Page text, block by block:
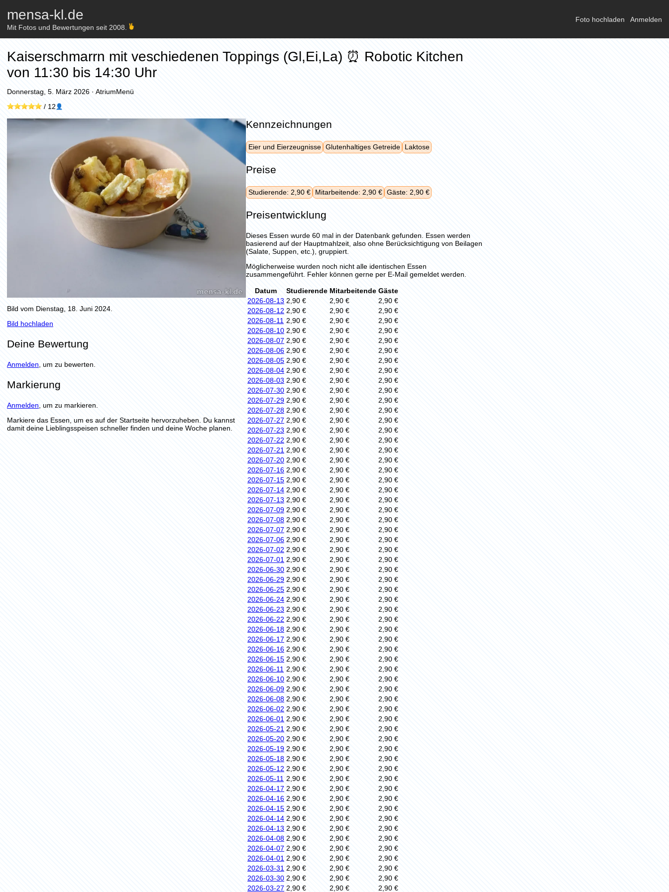
mensa-kl.de
Mit Fotos und Bewertungen seit 2008.
Foto hochladen Anmelden
Kaiserschmarrn mit veschiedenen Toppings (Gl,Ei,La) ⏰ Robotic Kitchen
von 11:30 bis 14:30 Uhr
Donnerstag, 5. März 2026 · AtriumMenü
/ 12
Bild vom Dienstag, 18. Juni 2024.
Bild hochladen
Deine Bewertung
Anmelden , um zu bewerten.
Markierung
Anmelden , um zu markieren.
Markiere das Essen, um es auf der Startseite hervorzuheben. Du kannst
damit deine Lieblingsspeisen schneller finden und deine Woche planen.
Kennzeichnungen
Eier und Eierzeugnisse Glutenhaltiges Getreide Laktose
Preise
Studierende: 2,90 € Mitarbeitende: 2,90 € Gäste: 2,90 €
Preisentwicklung
Dieses Essen wurde 60 mal in der Datenbank gefunden. Essen werden
basierend auf der Hauptmahlzeit, also ohne Berücksichtigung von Beilagen
(Salate, Suppen, etc.), gruppiert.
Möglicherweise wurden noch nicht alle identischen Essen
zusammengeführt. Fehler können gerne per E-Mail gemeldet werden.
Datum Studierende Mitarbeitende Gäste
2026-08-13 2,90 € 2,90 €
2,90 €
2026-08-12 2,90 € 2,90 €
2,90 €
2026-08-11 2,90 € 2,90 €
2,90 €
2026-08-10 2,90 € 2,90 €
2,90 €
2026-08-07 2,90 € 2,90 €
2,90 €
2026-08-06 2,90 € 2,90 €
2,90 €
2026-08-05 2,90 € 2,90 €
2,90 €
2026-08-04 2,90 € 2,90 €
2,90 €
2026-08-03 2,90 € 2,90 €
2,90 €
2026-07-30 2,90 € 2,90 €
2,90 €
2026-07-29 2,90 € 2,90 €
2,90 €
2026-07-28 2,90 € 2,90 €
2,90 €
2026-07-27 2,90 € 2,90 €
2,90 €
2026-07-23 2,90 € 2,90 €
2,90 €
2026-07-22 2,90 € 2,90 €
2,90 €
2026-07-21 2,90 € 2,90 €
2,90 €
2026-07-20 2,90 € 2,90 €
2,90 €
2026-07-16 2,90 € 2,90 €
2,90 €
2026-07-15 2,90 € 2,90 €
2,90 €
2026-07-14 2,90 € 2,90 €
2,90 €
2026-07-13 2,90 € 2,90 €
2,90 €
2026-07-09 2,90 € 2,90 €
2,90 €
2026-07-08 2,90 € 2,90 €
2,90 €
2026-07-07 2,90 € 2,90 €
2,90 €
2026-07-06 2,90 € 2,90 €
2,90 €
2026-07-02 2,90 € 2,90 €
2,90 €
2026-07-01 2,90 € 2,90 €
2,90 €
2026-06-30 2,90 € 2,90 €
2,90 €
2026-06-29 2,90 € 2,90 €
2,90 €
2026-06-25 2,90 € 2,90 €
2,90 €
2026-06-24 2,90 € 2,90 €
2,90 €
2026-06-23 2,90 € 2,90 €
2,90 €
2026-06-22 2,90 € 2,90 €
2,90 €
2026-06-18 2,90 € 2,90 €
2,90 €
2026-06-17 2,90 € 2,90 €
2,90 €
2026-06-16 2,90 € 2,90 €
2,90 €
2026-06-15 2,90 € 2,90 €
2,90 €
2026-06-11 2,90 € 2,90 €
2,90 €
2026-06-10 2,90 € 2,90 €
2,90 €
2026-06-09 2,90 € 2,90 €
2,90 €
2026-06-08 2,90 € 2,90 €
2,90 €
2026-06-02 2,90 € 2,90 €
2,90 €
2026-06-01 2,90 € 2,90 €
2,90 €
2026-05-21 2,90 € 2,90 €
2,90 €
2026-05-20 2,90 € 2,90 €
2,90 €
2026-05-19 2,90 € 2,90 €
2,90 €
2026-05-18 2,90 € 2,90 €
2,90 €
2026-05-12 2,90 € 2,90 €
2,90 €
2026-05-11 2,90 € 2,90 €
2,90 €
2026-04-17 2,90 € 2,90 €
2,90 €
2026-04-16 2,90 € 2,90 €
2,90 €
2026-04-15 2,90 € 2,90 €
2,90 €
2026-04-14 2,90 € 2,90 €
2,90 €
2026-04-13 2,90 € 2,90 €
2,90 €
2026-04-08 2,90 € 2,90 €
2,90 €
2026-04-07 2,90 € 2,90 €
2,90 €
2026-04-01 2,90 € 2,90 €
2,90 €
2026-03-31 2,90 € 2,90 €
2,90 €
2026-03-30 2,90 € 2,90 €
2,90 €
2026-03-27 2,90 € 2,90 € 2,90 €